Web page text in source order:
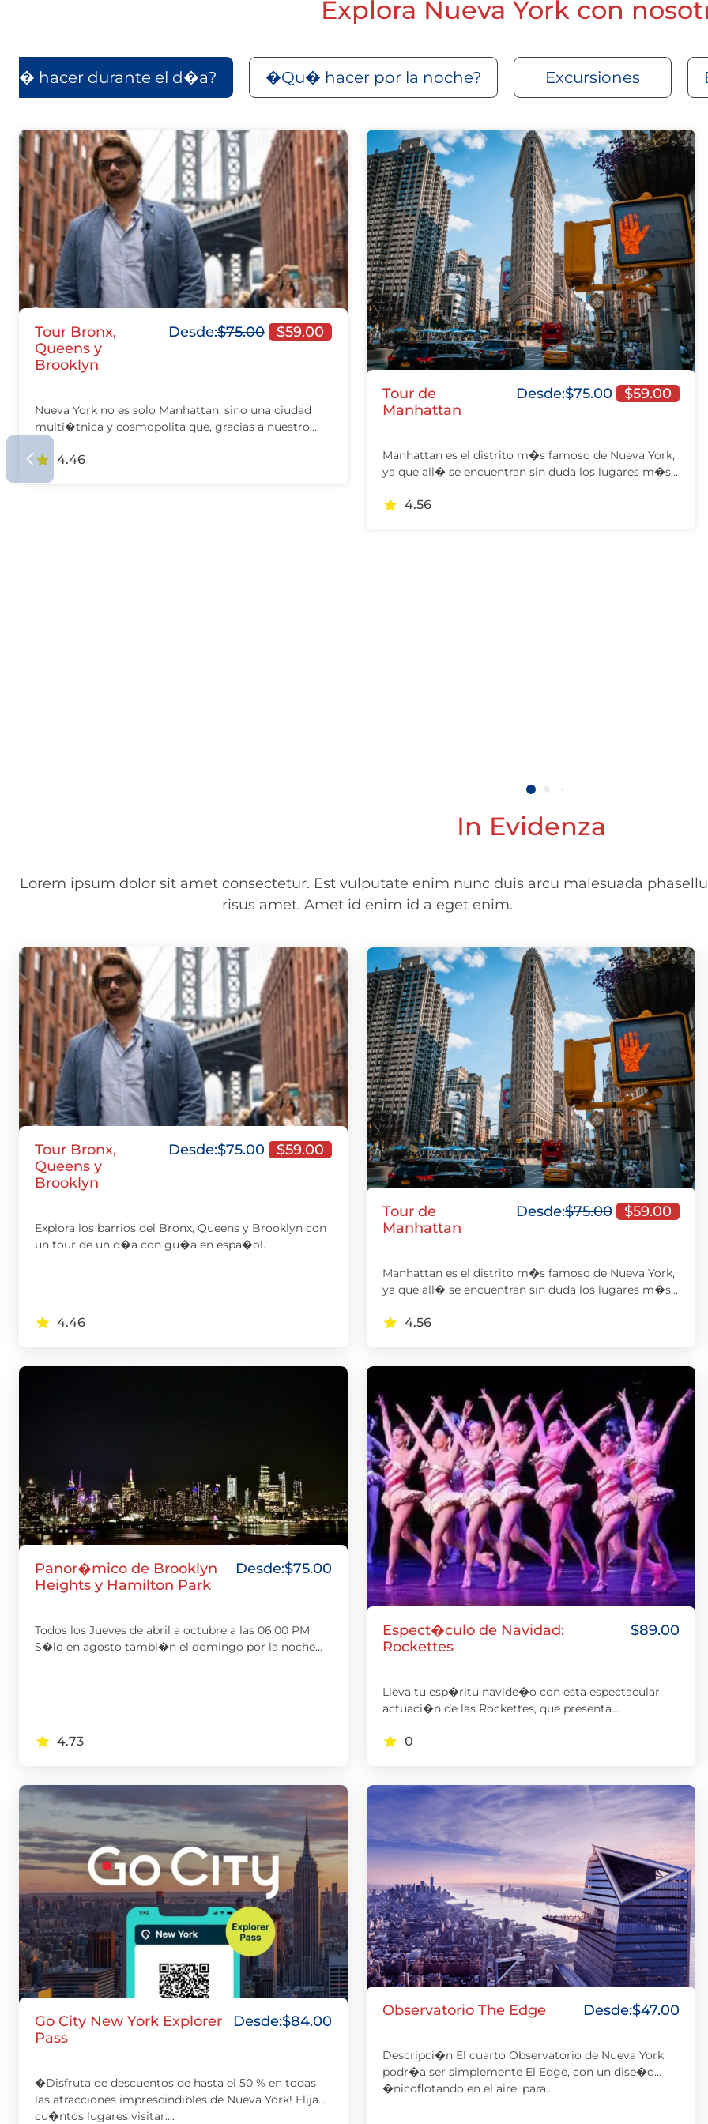
Explora Nueva York con
hacer durante el d�a? �Qu� hacer por la noche? Excursiones
Tour Bronx,
Queens y
Brooklyn
Desde:$75.00 $59.00
Nueva York no es solo Manhattan, sino una ciudad
multi�tnica y cosmopolita que, gracias a nuestro
tour exclusivo por…
4.46
Tour de
Manhattan
Desde:$75.00 $59.00
Manhattan es el distrito m�s famoso de Nueva York,
ya que all� se encuentran sin duda los lugares m�s…
4.56
In Evidenza
Lorem ipsum dolor sit amet consectetur. Est vulputate enim nunc duis arcu malesuada
risus amet. Amet id enim id a eget enim.
Tour Bronx,
Queens y
Brooklyn
Desde:$75.00 $59.00
Explora los barrios del Bronx, Queens y Brooklyn con
un tour de un d�a con gu�a en espa�ol.
4.46
Tour de
Manhattan
Desde:$75.00 $59.00
Manhattan es el distrito m�s famoso de Nueva York,
ya que all� se encuentran sin duda los lugares m�s…
4.56
Panor�mico de Brooklyn
Heights y Hamilton Park
Desde:$75.00
Todos los Jueves de abril a octubre a las 06:00 PM
S�lo en agosto tambi�n el domingo por la noche…
4.73
Espect�culo de Navidad:
Rockettes
$89.00
Lleva tu esp�ritu navide�o con esta espectacular
actuaci�n de las Rockettes, que presenta
incre�bles.…
0
Go City New York Explorer
Pass
Desde:$84.00
�Disfruta de descuentos de hasta el 50 % en todas
las atracciones imprescindibles de Nueva York! Elija
cu�ntos lugares visitar:…
Observatorio The Edge Desde:$47.00
Descripci�n El cuarto Observatorio de Nueva York
podr�a ser simplemente El Edge, con un dise�o
�nicoflotando en el aire, para…